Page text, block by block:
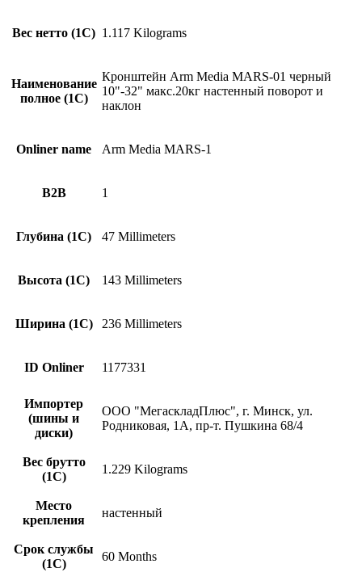
Вес нетто (1С) 1.117 Kilograms
Наименование
полное (1С)
Кронштейн Arm Media MARS-01 черный
10"-32" макс.20кг настенный поворот и
наклон
Onliner name Arm Media MARS-1
B2B 1
Глубина (1С) 47 Millimeters
Высота (1С) 143 Millimeters
Ширина (1С) 236 Millimeters
ID Onliner 1177331
Импортер
(шины и
диски)
ООО "МегаскладПлюс", г. Минск, ул.
Родниковая, 1А, пр-т. Пушкина 68/4
Вес брутто
(1С)
1.229 Kilograms
Место
крепления
настенный
Срок службы
(1С)
60 Months